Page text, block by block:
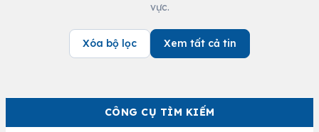
CÔNG CỤ TÌM KIẾM
vực.
Xóa bộ lọc Xem tất cả tin